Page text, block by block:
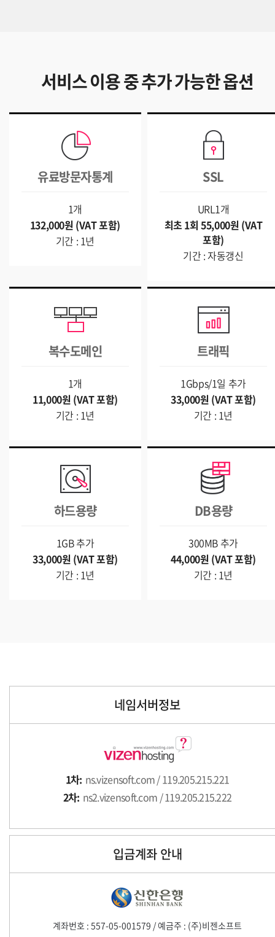
서비스 이용 중 추가 가능한 옵션
유료방문자통계
1개
132,000원 (VAT 포함)
기간 : 1년
SSL
URL1개
최초 1회 55,000원 (VAT
포함)
기간 : 자동갱신
복수도메인
1개
11,000원 (VAT 포함)
기간 : 1년
트래픽
1Gbps/1일 추가
33,000원 (VAT 포함)
기간 : 1년
하드용량
1GB 추가
33,000원 (VAT 포함)
기간 : 1년
DB용량
300MB 추가
44,000원 (VAT 포함)
기간 : 1년
네임서버정보
1차: ns.vizensoft.com / 119.205.215.221
2차: ns2.vizensoft.com / 119.205.215.222
입금계좌 안내
계좌번호 : 557-05-001579 / 예금주 : (주)비젠소프트